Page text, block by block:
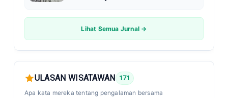
Lihat Semua Jurnal →
ULASAN WISATAWAN
171
Apa kata mereka tentang pengalaman bersama